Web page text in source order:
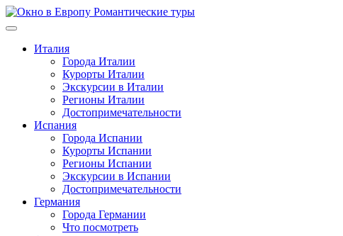
Перейти
к
Италия
Города Италии
Курорты Италии
Экскурсии в Италии
Регионы Италии
Достопримечательности
Испания
Города Испании
Курорты Испании
Регионы Испании
Экскурсии в Испании
Достопримечательности
Германия
Города Германии
Что посмотреть